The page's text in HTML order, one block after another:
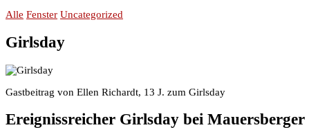
Alle Fenster Uncategorized
Girlsday
Gastbeitrag von Ellen Richardt, 13 J. zum Girlsday
Ereignissreicher Girlsday bei Mauersberger